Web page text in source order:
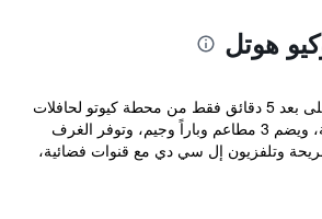
هوتل
يقع فندق كيوتو طوكيو على بعد 5 دقائق فقط من محطة كيوتو لحافلات
النقل ذهاباً وإياباً المجانية، ويضم 3 مطاعم وباراً وجيم، وتوفر الغرف
وتلفزيون إل سي دي مع قنوات فضائية،